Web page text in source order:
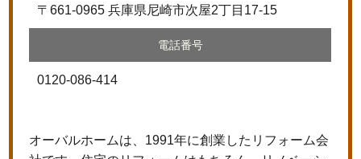
〒661-0965 兵庫県尼崎市次屋2丁目17-15
電話番号
0120-086-414
オーバルホームは、1991年に創業したリフォーム会